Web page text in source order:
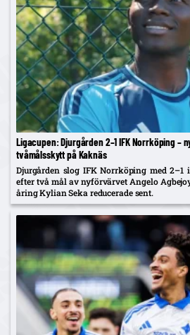
Ligacupen: Djurgården 2–1 IFK Norrköping –
tvåmålsskytt på Kaknäs
Djurgården slog IFK Norrköping med
efter två mål av nyförvärvet Angelo
åring Kylian Seka reducerade sent.